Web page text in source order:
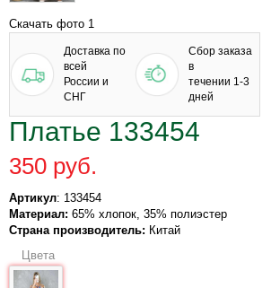
Скачать фото 1
Доставка по
всей
России и
СНГ
Сбор заказа
в
течении 1-3
дней
Платье 133454
350 руб.
Артикул: 133454
Материал: 65% хлопок, 35% полиэстер
Страна производитель: Китай
Цвета